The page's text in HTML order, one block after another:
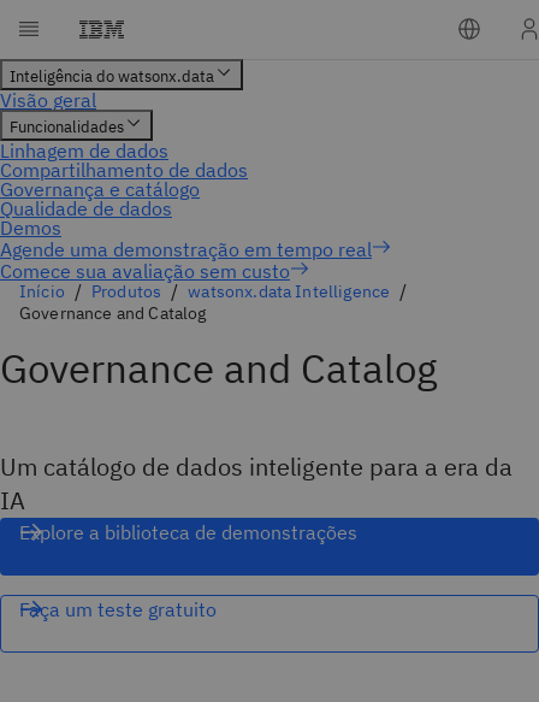
Comece sua avaliação sem custo
Início Produtos
watsonx.data Intelligence
Governance and Catalog
Governance and Catalog
Um catálogo de dados inteligente para a era da
IA
Explore a biblioteca de demonstrações
Faça um teste gratuito